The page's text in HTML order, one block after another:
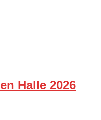
Halle 2026